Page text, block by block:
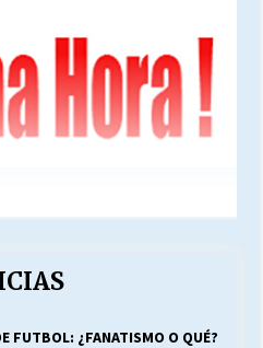
FUTBOL: ¿FANATISMO O QUÉ?